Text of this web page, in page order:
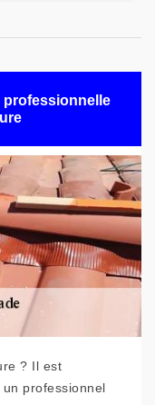
professionnelle
? Il est
professionnel